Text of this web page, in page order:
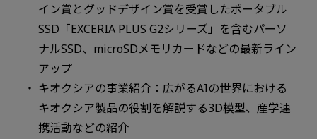
イン賞とグッドデザイン賞を受賞したポータブル
SSD「EXCERIA PLUS G2シリーズ」を含むパーソ
ナルSSD、microSDメモリカードなどの最新ライン
アップ
キオクシアの事業紹介：広がるAIの世界における
キオクシア製品の役割を解説する3D模型、産学連
携活動などの紹介